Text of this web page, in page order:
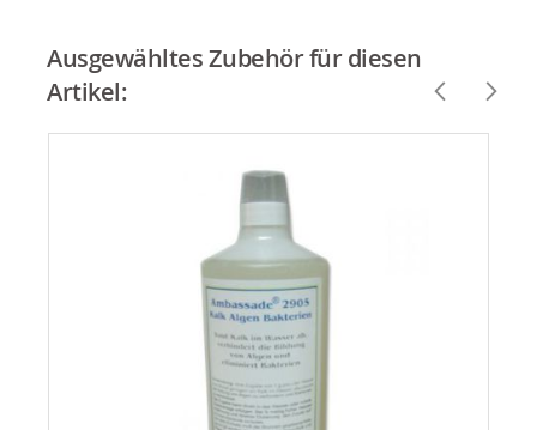
Ausgewähltes Zubehör für diesen
Artikel: